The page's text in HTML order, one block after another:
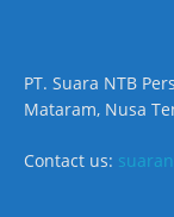
PT. Suara NTB
Mataram, Nusa
Contact us: